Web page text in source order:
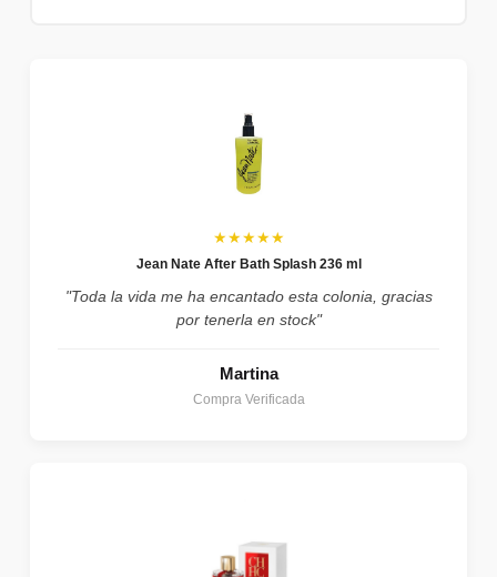
★★★★★
Jean Nate After Bath Splash 236 ml
"Toda la vida me ha encantado esta colonia, gracias
por tenerla en stock"
Martina
Compra Verificada